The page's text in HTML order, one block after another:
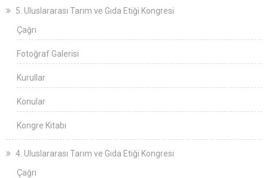
5. Uluslararası Tarım ve Gıda Etiği Kongresi
Çağrı
Fotoğraf Galerisi
Kurullar
Konular
Kongre Kitabı
4. Uluslararası Tarım ve Gıda Etiği Kongresi
Çağrı